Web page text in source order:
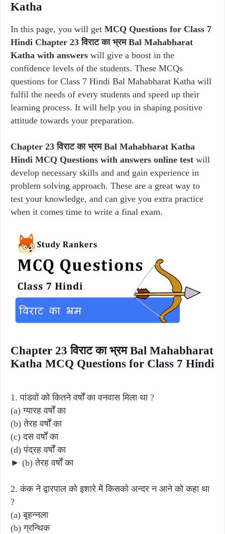
Katha
In this page, you will get MCQ Questions for Class 7
Hindi Chapter 23 विराट का भ्रम Bal Mahabharat
Katha with answers will give a boost in the
confidence levels of the students. These MCQs
questions for Class 7 Hindi Bal Mahabharat Katha will
fulfil the needs of every students and speed up their
learning process. It will help you in shaping positive
attitude towards your preparation.
Chapter 23 विराट का भ्रम Bal Mahabharat Katha
Hindi MCQ Questions with answers online test will
develop necessary skills and and gain experience in
problem solving approach. These are a great way to
test your knowledge, and can give you extra practice
when it comes time to write a final exam.
Chapter 23 विराट का भ्रम Bal Mahabharat
Katha MCQ Questions for Class 7 Hindi
1. पांडवों को कितने वर्षों का वनवास मिला था ?
(a) ग्यारह वर्षों का
(b) तेरह वर्षों का
(c) दस वर्षों का
(d) पंद्रह वर्षों का
► (b) तेरह वर्षों का
2. कंक ने द्वारपाल को इशारे में किसको अन्दर न आने को कहा था
?
(a) बृहन्नला
(b) ग्रन्थिक